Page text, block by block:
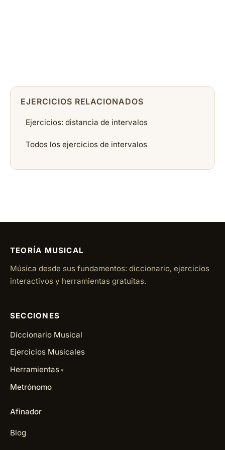
EJERCICIOS RELACIONADOS
Ejercicios: distancia de intervalos
Todos los ejercicios de intervalos
TEORÍA MUSICAL
Música desde sus fundamentos: diccionario, ejercicios
interactivos y herramientas gratuitas.
SECCIONES
Diccionario Musical
Ejercicios Musicales
Herramientas
Metrónomo
Afinador
Blog